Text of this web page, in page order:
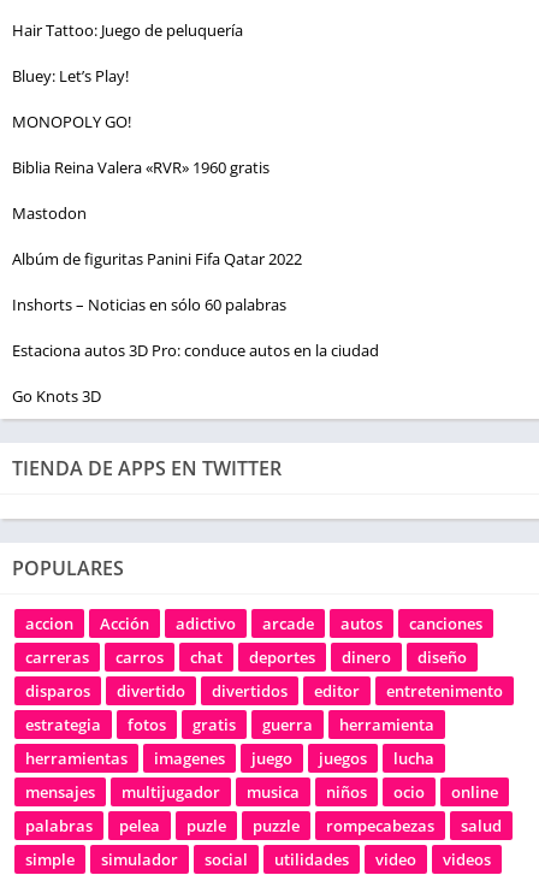
Hair Tattoo: Juego de peluquería
Bluey: Let’s Play!
MONOPOLY GO!
Biblia Reina Valera «RVR» 1960 gratis
Mastodon
Albúm de figuritas Panini Fifa Qatar 2022
Inshorts – Noticias en sólo 60 palabras
Estaciona autos 3D Pro: conduce autos en la ciudad
Go Knots 3D
TIENDA DE APPS EN TWITTER
POPULARES
accion Acción adictivo arcade autos
canciones
carreras
carros chat deportes dinero
diseño
disparos
divertido divertidos editor
entretenimento
estrategia
fotos gratis guerra
herramienta
herramientas
imagenes juego juegos
lucha
mensajes
multijugador musica niños ocio
online
palabras
pelea puzle puzzle rompecabezas
salud
simple
simulador social utilidades video videos